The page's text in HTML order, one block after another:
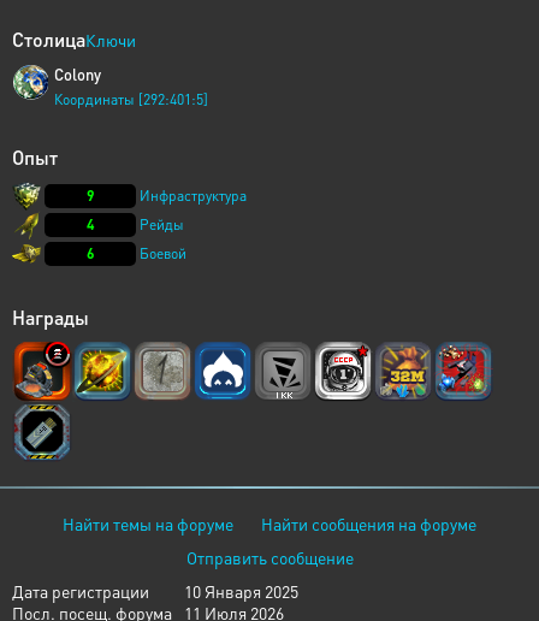
СтолицаКлючи
Colony
Координаты [292:401:5]
Опыт
9
Инфраструктура
4
Рейды
6
Боевой
Награды
Найти темы на форуме
Найти сообщения на форуме
Отправить сообщение
Дата регистрации
10 Января 2025
Посл. посещ. форума
11 Июля 2026